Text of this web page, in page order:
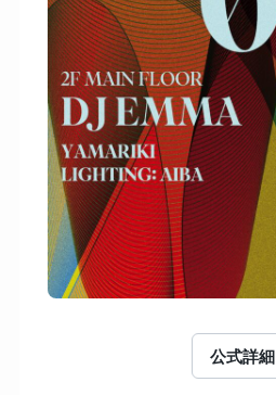
公式詳細